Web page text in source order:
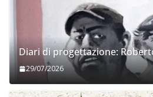
Diari di progettazione:
29/07/2026